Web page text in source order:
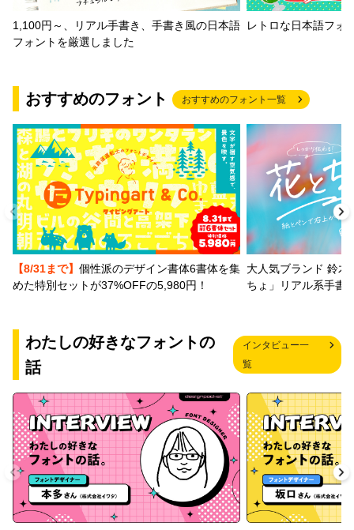
1,100円～、リアル手書き、手書き風の日本語
フォントを厳選しました
レトロな日本語フォ
おすすめのフォント おすすめのフォント一覧
【8/31まで】 個性派のデザイン書体6書体を集
めた特別セットが37%OFFの5,980円！
大人気ブランド 鈴木
ちょ」リアル系手書
わたしの好きなフォントの
話
インタビュー一
覧